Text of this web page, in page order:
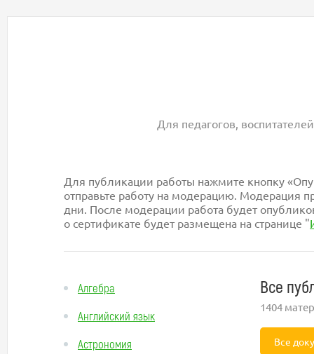
Для педагогов,
Для публикации работы нажмите кнопку
отправьте работу на модерацию. Модерация
дни. После модерации работа будет
о сертификате будет размещена на странице "
Алгебра
Английский язык
Астрономия
Все
1404
Все